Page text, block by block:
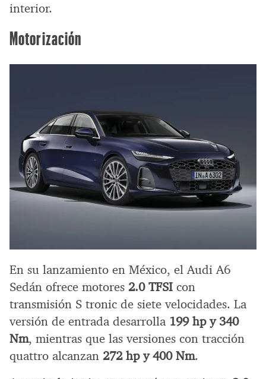
interior.
Motorización
En su lanzamiento en México, el Audi A6
Sedán ofrece motores 2.0 TFSI con
transmisión S tronic de siete velocidades. La
versión de entrada desarrolla 199 hp y 340
Nm, mientras que las versiones con tracción
quattro alcanzan 272 hp y 400 Nm.